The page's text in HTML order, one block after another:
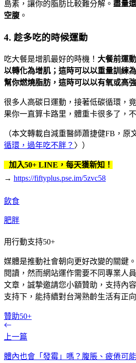
島素，讓你的脂肪比較難分解。 盡量
空腹 。
4. 趁多吃的時候運動
吃大餐是增肌最好的時機！ 大餐前運
以轉化為增肌；這時可以以重量訓練
幫你燃燒脂肪，這時可以以有氧或高
很多人高碳日運動，接著低碳循環，
果你一直算卡路里，體重卡很多了，
（本文轉載自減重醫師蕭捷健FB，原
循環，過年吃不胖？ 〉）
加入50+ LINE，每天獲新知！
→ https://fiftyplus.pse.im/5zvc58
飲食
肥胖
用行動支持50+
媒體是推動社會朝向更好改變的關鍵
閱讀，然而網站運作需要不同專業人
文章，誠摯邀請您小額贊助，支持內
支持下，能持續對台灣熟齡生活有正
贊助50+
上一篇
體內也會「發霉」嗎？腹脹、疲倦可